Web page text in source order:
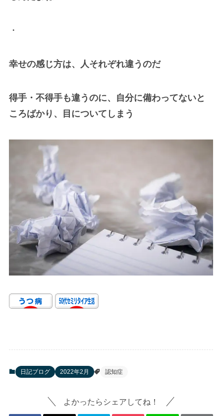
・
幸せの感じ方は、人それぞれ違うのだ
得手・不得手も違うのに、自分に備わってないと
ころばかり、目についてしまう
日記ブログ 2022年2月 認知症
よかったらシェアしてね！